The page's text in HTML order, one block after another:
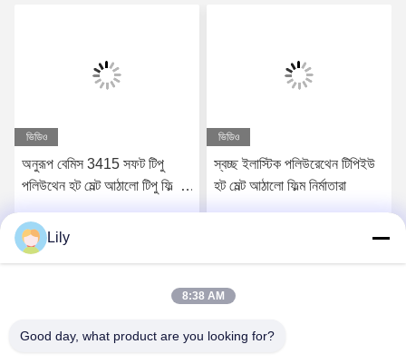
ভিডিও
অনুরূপ বেমিস 3415 সফট টিপু
পলিউথেন হট মেল্ট আঠালো টিপু ফিল্ম
ভিডিও
স্বচ্ছ ইলাস্টিক পলিউরেথেন টিপিইউ
হট মেল্ট আঠালো ফিল্ম নির্মাতারা
Lily
8:38 AM
Good day, what product are you looking for?